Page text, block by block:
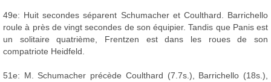
49e: Huit secondes séparent Schumacher et Coulthard. Barrichello
roule à près de vingt secondes de son équipier. Tandis que Panis est
un solitaire quatrième, Frentzen est dans les roues de son
compatriote Heidfeld.
51e: M. Schumacher précède Coulthard (7.7s.), Barrichello (18s.),